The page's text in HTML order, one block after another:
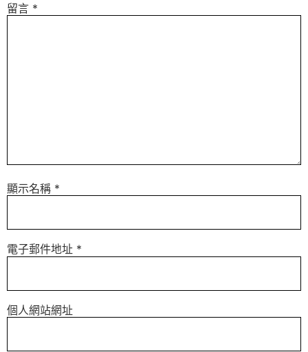
留言 *
顯示名稱 *
電子郵件地址 *
個人網站網址